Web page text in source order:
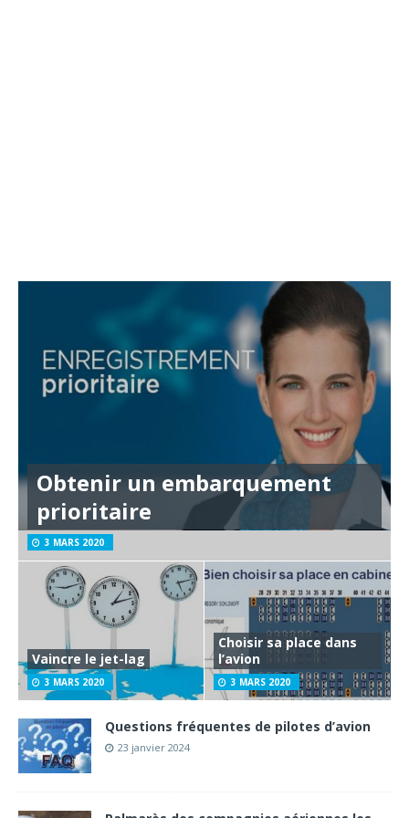
Obtenir un embarquement
prioritaire
3 MARS 2020
Vaincre le jet-lag
3 MARS 2020
Choisir sa place dans
l’avion
3 MARS 2020
Questions fréquentes de pilotes d’avion
23 janvier 2024